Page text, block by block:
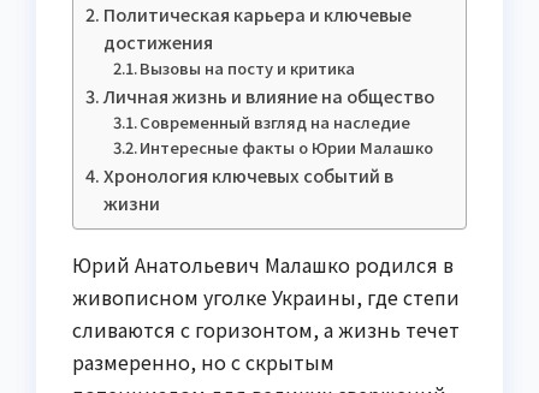
Политическая карьера и ключевые
достижения
Вызовы на посту и критика
Личная жизнь и влияние на общество
Современный взгляд на наследие
Интересные факты о Юрии Малашко
Хронология ключевых событий в
жизни
Юрий Анатольевич Малашко родился в
живописном уголке Украины, где степи
сливаются с горизонтом, а жизнь течет
размеренно, но с скрытым